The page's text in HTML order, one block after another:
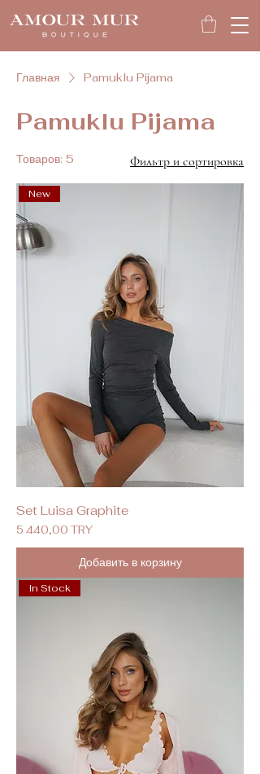
Главная Pamuklu Pijama
Pamuklu Pijama
Товаров: 5 Фильтр и сортировка
New
Set Luisa Graphite
Цена
5 440,00 TRY
Добавить в корзину
In Stock